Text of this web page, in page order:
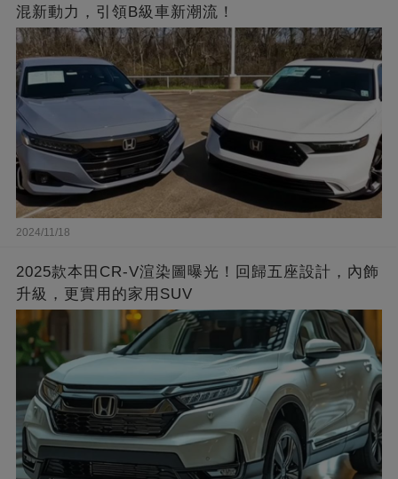
混新動力，引領B級車新潮流！
2024/11/18
2025款本田CR-V渲染圖曝光！回歸五座設計，內飾
升級，更實用的家用SUV